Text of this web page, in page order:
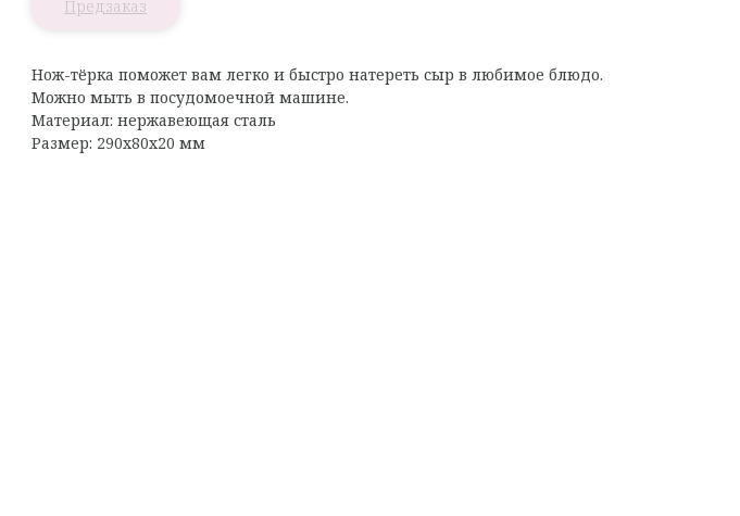
Нож-тёрка поможет вам легко и быстро натереть сыр в любимое блюдо.
Можно мыть в посудомоечной машине.
Материал: нержавеющая сталь
Размер: 290х80х20 мм